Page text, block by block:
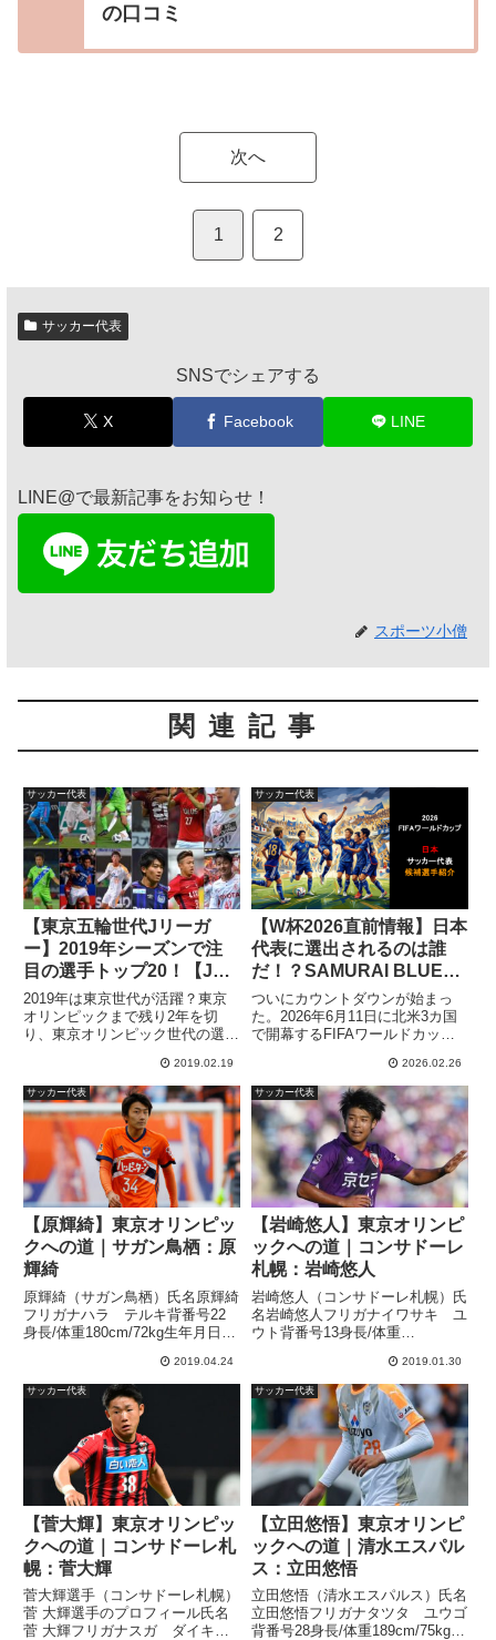
の口コミ
次へ
1 2
サッカー代表
SNSでシェアする
X Facebook LINE
LINE@で最新記事をお知らせ！
スポーツ小僧
関連記事
サッカー代表
【東京五輪世代Jリーガ
ー】2019年シーズンで注
目の選手トップ20！【Jリ
ーグ】
2019年は東京世代が活躍？東京
オリンピックまで残り2年を切
り、東京オリンピック世代の選手
海外リーグに挑戦する選手も増
え、次第に実力をつけてきている
選手が大勢います。そこで、今回
は期待の選手を独自にランキン
グ！...
2019.02.19
サッカー代表
【W杯2026直前情報】日本
代表に選出されるのは誰
だ！？SAMURAI BLUEの
全ポジション徹底分析
ついにカウントダウンが始まっ
た。2026年6月11日に北米3カ国
で開幕するFIFAワールドカップ
表）はグループFに入り、オラン
ダ、チュニジア、UEFA欧州プレ
ーオフB勝者との3試合が確定し
た。これまで「...
2026.02.26
サッカー代表
【原輝綺】東京オリンピッ
クへの道｜サガン鳥栖：原
輝綺
原輝綺（サガン鳥栖）氏名原輝綺
フリガナハラ テルキ背番号22
身長/体重180cm/72kg生年月日
玉市立船橋高校からアルビレック
ス新潟に2017年に加入した原輝
綺選手。ルーキーイヤーからリー
グでコンスタ...
2019.04.24
サッカー代表
【岩崎悠人】東京オリンピ
ックへの道｜コンサドーレ
札幌：岩崎悠人
岩崎悠人（コンサドーレ札幌）氏
名岩崎悠人フリガナイワサキ ユ
ウト背番号13身長/体重
11日年齢20歳出身地滋賀京都橘
高校から2017年に京都サンガFC
へ加入した「岩崎悠人」選手。
2018年シーズンは...
2019.01.30
サッカー代表
【菅大輝】東京オリンピッ
クへの道｜コンサドーレ札
幌：菅大輝
菅大輝選手（コンサドーレ札幌）
菅 大輝選手のプロフィール氏名
菅 大輝フリガナスガ ダイキ背
サッカー代表
【立田悠悟】東京オリンピ
ックへの道｜清水エスパル
ス：立田悠悟
立田悠悟（清水エスパルス）氏名
立田悠悟フリガナタツタ ユウゴ
背番号28身長/体重189cm/75kg生